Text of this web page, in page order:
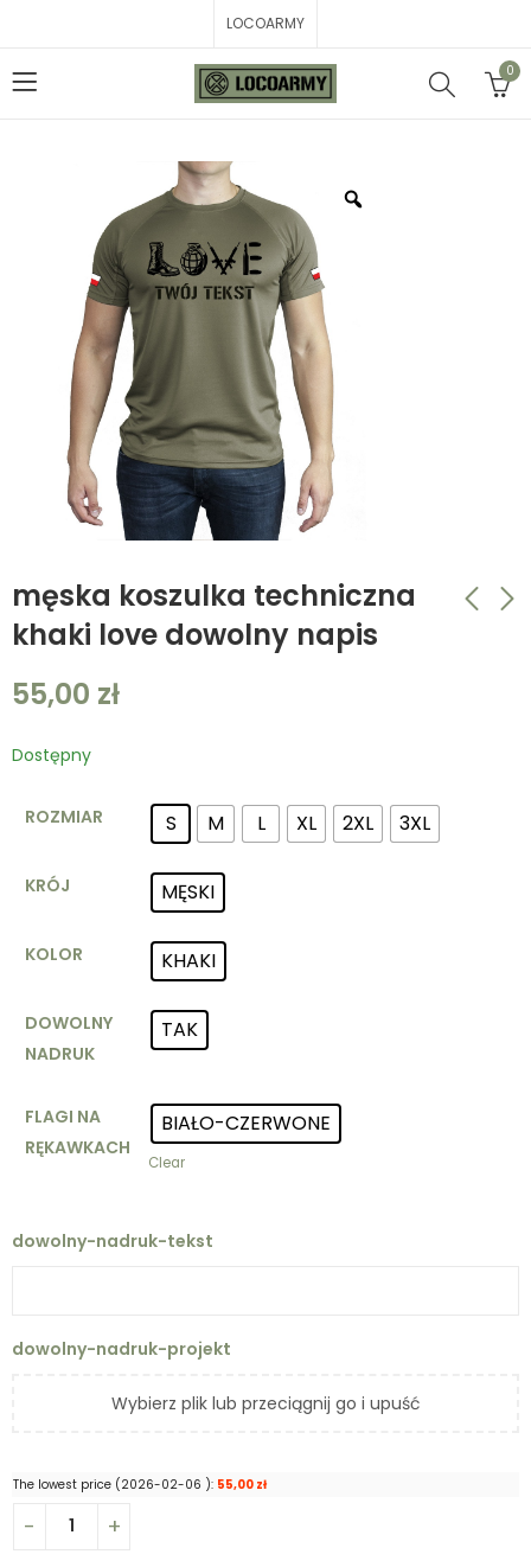
LOCOARMY
0
męska koszulka techniczna
khaki love dowolny napis
55,00 zł
Dostępny
ROZMIAR S M L XL 2XL 3XL
KRÓJ MĘSKI
KOLOR KHAKI
DOWOLNY
NADRUK
TAK
FLAGI NA
RĘKAWKACH
BIAŁO-CZERWONE
Clear
dowolny-nadruk-tekst
dowolny-nadruk-projekt
Wybierz plik lub przeciągnij go i upuść
The lowest price (2026-02-06 ): 55,00 zł